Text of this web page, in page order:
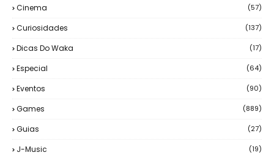
Cinema (57)
Curiosidades (137)
Dicas Do Waka (17)
Especial (64)
Eventos (90)
Games (889)
Guias (27)
J-Music (19)